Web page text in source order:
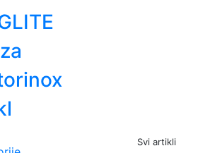
Svi artikli